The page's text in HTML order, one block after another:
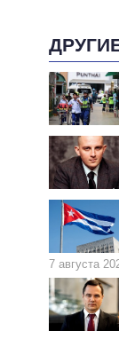
7 августа